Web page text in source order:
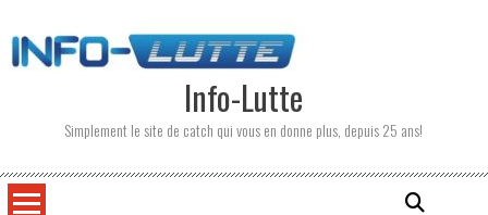
to
content
Info-Lutte
Simplement le site de catch qui vous en donne plus, depuis 25 ans!